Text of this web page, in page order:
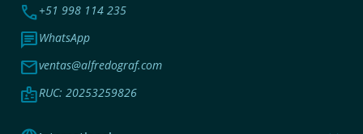
phone+51 998 114 235
chatWhatsApp
mailventas@alfredograf.com
badgeRUC: 20253259826